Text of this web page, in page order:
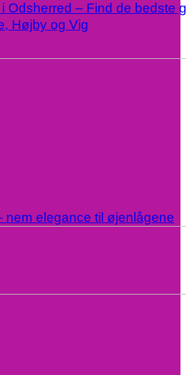
Odsherred – Find de bedste
Højby og Vig
nem elegance til øjenlågene